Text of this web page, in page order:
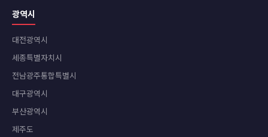
광역시
대전광역시
세종특별자치시
전남광주통합특별시
대구광역시
부산광역시
제주도